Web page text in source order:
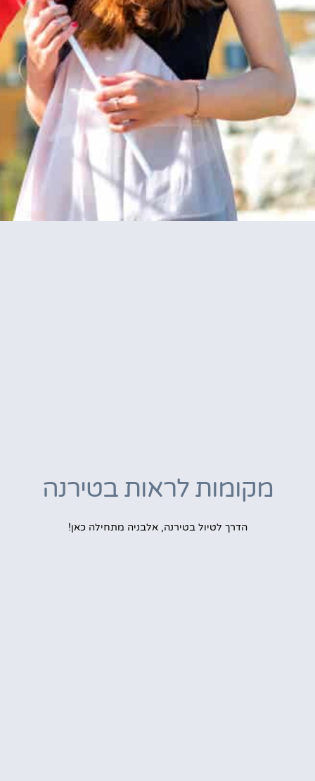
מקומות לראות בטירנה
הדרך לטיול בטירנה, אלבניה מתחילה כאן!